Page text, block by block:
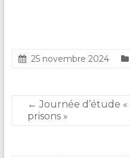
25 novembre 2024
← Journée d’étude
prisons »